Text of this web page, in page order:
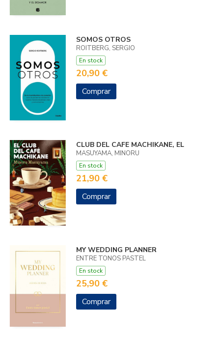
SOMOS OTROS
ROITBERG, SERGIO
En stock
20,90 €
Comprar
CLUB DEL CAFE MACHIKANE, EL
MASUYAMA, MINORU
En stock
21,90 €
Comprar
MY WEDDING PLANNER
ENTRE TONOS PASTEL
En stock
25,90 €
Comprar